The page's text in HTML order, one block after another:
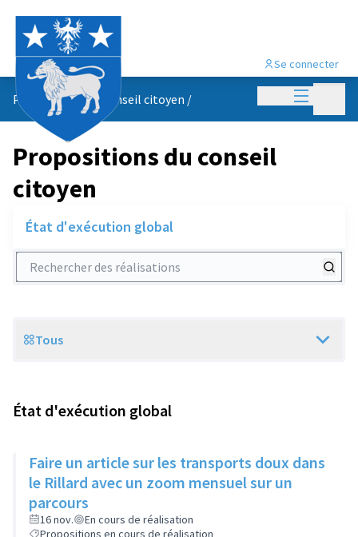
Menu
Se connecter
Propositions du conseil citoyen /
Propositions du conseil
citoyen
État d'exécution global
Rechercher des réalisations
Scope
Tous
État d'exécution global
Faire un article sur les transports doux dans
le Rillard avec un zoom mensuel sur un
parcours
16 nov.
En cours de réalisation
Propositions en cours de réalisation